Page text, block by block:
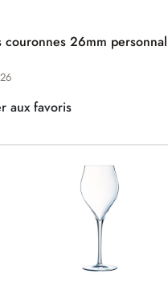
couronnes 26mm
aux favoris